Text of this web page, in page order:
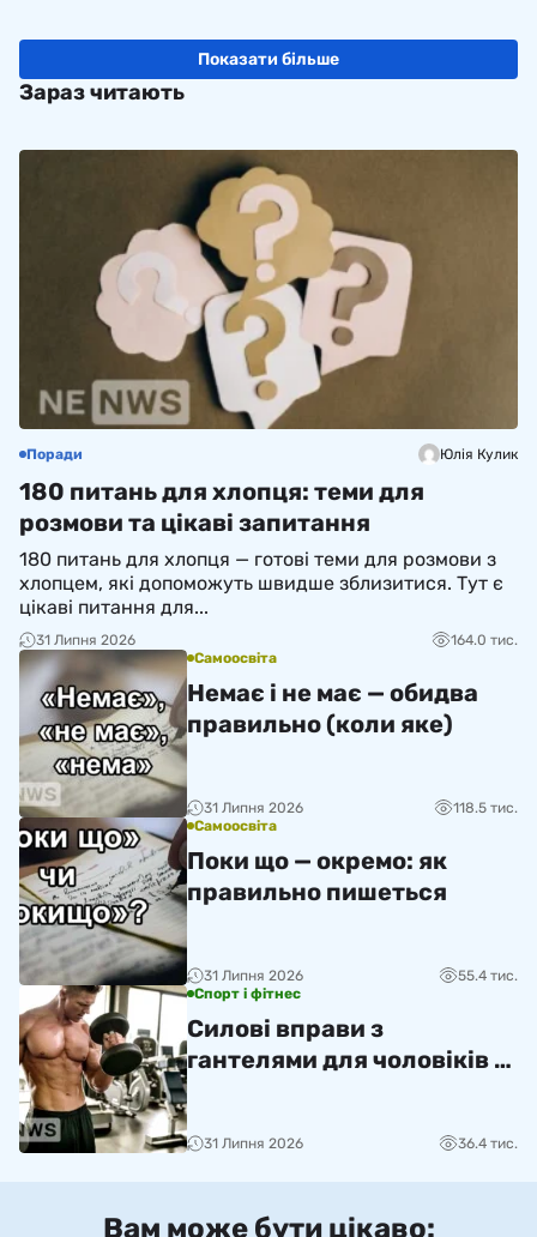
Показати більше
Зараз читають
Поради Юлія Кулик
180 питань для хлопця: теми для
розмови та цікаві запитання
180 питань для хлопця — готові теми для розмови з
хлопцем, які допоможуть швидше зблизитися. Тут є
цікаві питання для...
31 Липня 2026
164.0 тис.
Самоосвіта
Немає і не має — обидва
правильно (коли яке)
31 Липня 2026
118.5 тис.
Самоосвіта
Поки що — окремо: як
правильно пишеться
31 Липня 2026
55.4 тис.
Спорт і фітнес
Силові вправи з
гантелями для чоловіків —
31 Липня 2026 36.4 тис.
Вам може бути цікаво: